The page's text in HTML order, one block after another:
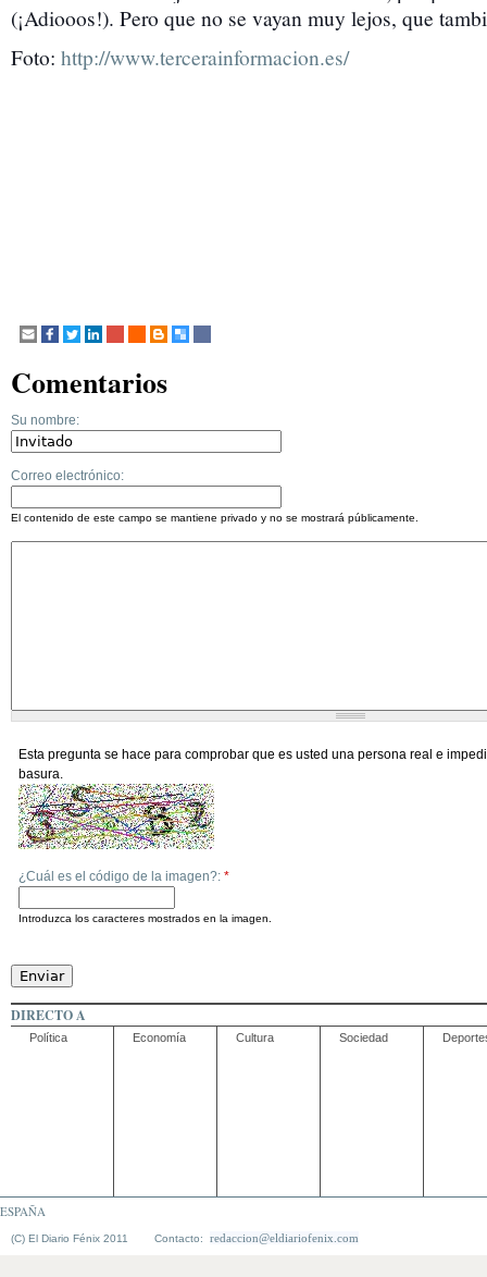
(¡Adiooos!). Pero que no se vayan muy lejos, que
Foto: http://www.tercerainformacion.es/
Comentarios
Su nombre:
Correo electrónico:
El contenido de este campo se mantiene privado y no se mostrará públicamente.
Esta pregunta se hace para comprobar que es usted una persona real e
basura.
¿Cuál es el código de la imagen?: *
Introduzca los caracteres mostrados en la imagen.
DIRECTO A
Política Economía Cultura Sociedad
ESPAÑA
(C) El Diario Fénix 2011 Contacto: redaccion@eldiariofenix.com